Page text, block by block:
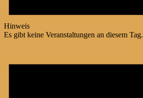
Hinweis
Es gibt keine Veranstaltungen an diesem Tag.